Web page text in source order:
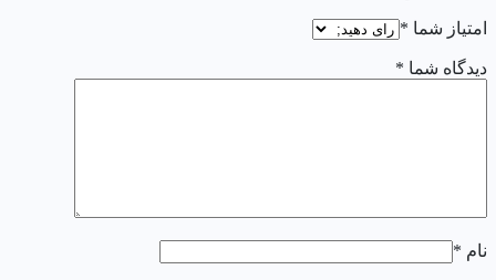
امتیاز شما *
دیدگاه شما *
نام *